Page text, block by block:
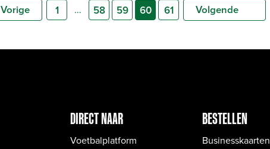
Vorige 1 … 58 59 60 61 Volgende
DIRECT NAAR
Voetbalplatform
BESTELLEN
Businesskaarten